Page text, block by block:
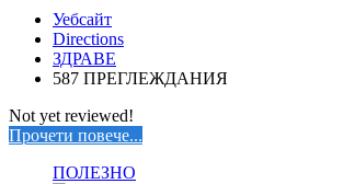
Уебсайт
Directions
ЗДРАВЕ
587 ПРЕГЛЕЖДАНИЯ
Not yet reviewed!
Прочети повече...
ПОЛЕЗНО